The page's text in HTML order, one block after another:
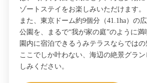
ゾートステイをお楽しみいただけます。
また、東京ドーム約9個分（41.1ha）の
公園を、まるで“我が家の庭”のように
園内に宿泊できるうみテラスならではの
ここでしか叶わない、海辺の絶景グラ
しみください。